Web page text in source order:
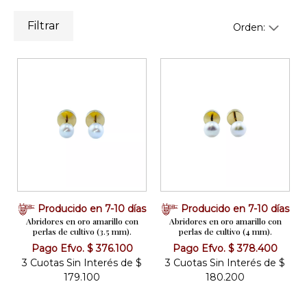
Filtrar Orden:
Producido en 7-10 días
Abridores en oro amarillo con
perlas de cultivo (3.5 mm).
Pago Efvo. $ 376.100
3 Cuotas Sin Interés de $
179.100
Producido en 7-10 días
Abridores en oro amarillo con
perlas de cultivo (4 mm).
Pago Efvo. $ 378.400
3 Cuotas Sin Interés de $
180.200